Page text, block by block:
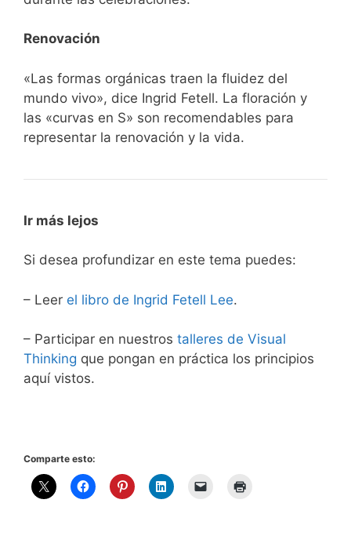
Renovación
«Las formas orgánicas traen la fluidez del
mundo vivo», dice Ingrid Fetell. La floración y
las «curvas en S» son recomendables para
representar la renovación y la vida.
Ir más lejos
Si desea profundizar en este tema puedes:
– Leer el libro de Ingrid Fetell Lee.
– Participar en nuestros talleres de Visual
Thinking que pongan en práctica los principios
aquí vistos.
Comparte esto: